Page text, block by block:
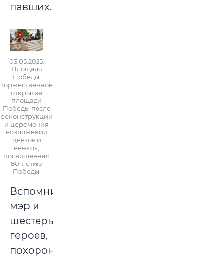
павших.
03.05.2025.
Площадь
Победы.
Торжественное
открытие
площади
Победы после
реконструкции
и церемония
возложения
цветов и
венков,
посвященная
80-летию
Победы.
Вспомнил
мэр и
шестерых
героев,
похороненных